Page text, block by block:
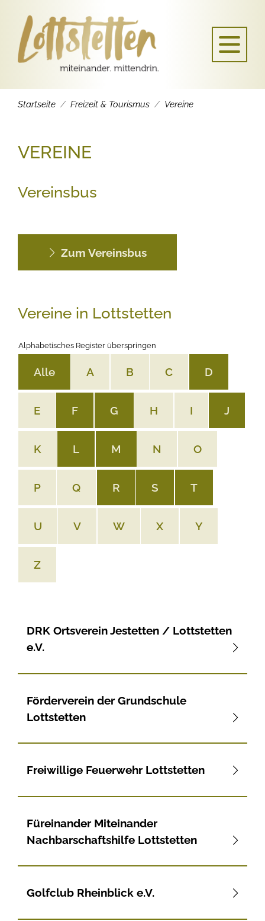
Startseite Freizeit & Tourismus Vereine
VEREINE
Vereinsbus
Zum Vereinsbus
Vereine in Lottstetten
Alphabetisches Register überspringen
Alle A B C D
E F G H I J
K L M N O
P Q R S T
U V W X Y
Z
DRK Ortsverein Jestetten / Lottstetten
e.V.
Förderverein der Grundschule
Lottstetten
Freiwillige Feuerwehr Lottstetten
Füreinander Miteinander
Nachbarschaftshilfe Lottstetten
Golfclub Rheinblick e.V.